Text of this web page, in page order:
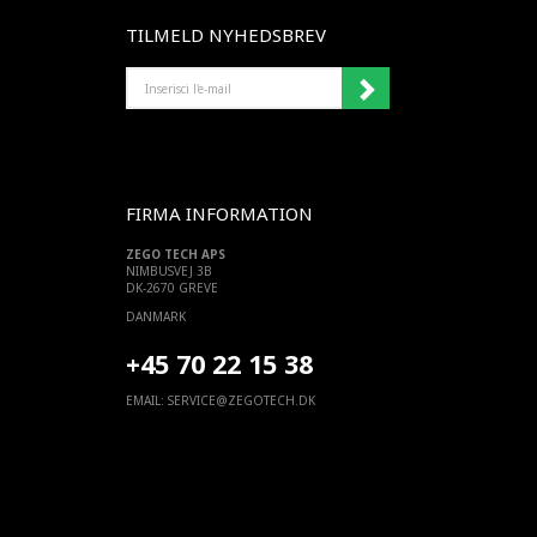
TILMELD NYHEDSBREV
MAIL
FIRMA INFORMATION
ZEGO TECH APS
NIMBUSVEJ 3B
DK-2670 GREVE
DANMARK
+45 70 22 15 38
EMAIL: SERVICE@ZEGOTECH.DK